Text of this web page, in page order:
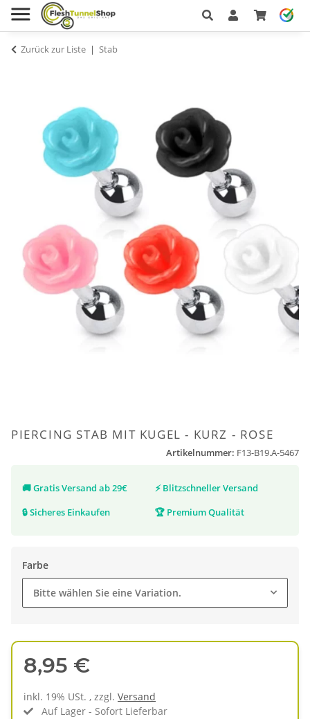
Zurück zur Liste Stab
PIERCING STAB MIT KUGEL - KURZ - ROSE
Artikelnummer: F13-B19.A-5467
🚚Gratis Versand ab 29€ ⚡ Blitzschneller Versand
🔒Sicheres Einkaufen 🏆 Premium Qualität
Farbe
Bitte wählen Sie eine Variation.
8,95 €
inkl. 19% USt. , zzgl. Versand
Auf Lager - Sofort Lieferbar